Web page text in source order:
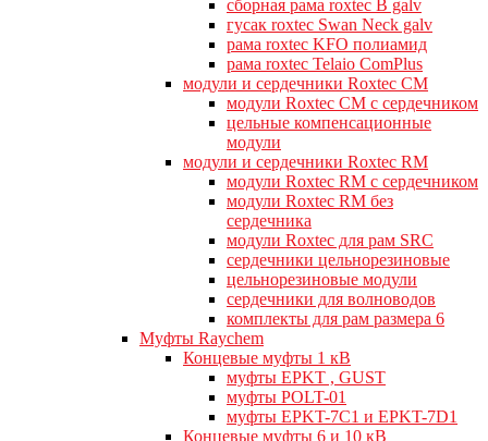
сборная рама roxtec B galv
гусак roxtec Swan Neck galv
рама roxtec KFO полиамид
рама roxtec Telaio ComPlus
модули и сердечники Roxtec CM
модули Roxtec CM с сердечником
цельные компенсационные
модули
модули и сердечники Roxtec RM
модули Roxtec RM с сердечником
модули Roxtec RM без
сердечника
модули Roxtec для рам SRC
сердечники цельнорезиновые
цельнорезиновые модули
сердечники для волноводов
комплекты для рам размера 6
Муфты Raychem
Концевые муфты 1 кВ
муфты EPKT , GUST
муфты POLT-01
муфты EPKT-7C1 и EPKT-7D1
Концевые муфты 6 и 10 кВ